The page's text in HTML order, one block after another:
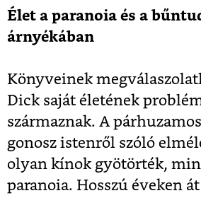
Élet a paranoia és a
árnyékában
Könyveinek
Dick saját életének
származnak. A
gonosz istenről szóló
olyan kínok gyötörték,
paranoia. Hosszú éveken